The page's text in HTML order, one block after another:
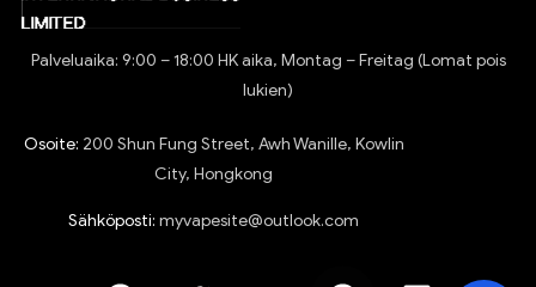
Palveluaika: 9:00 – 18:00 HK aika, Montag – Freitag (Lomat pois
lukien)
Osoite: 200 Shun Fung Street, Awh Wanille, Kowlin
City, Hongkong
Sähköposti: myvapesite@outlook.com